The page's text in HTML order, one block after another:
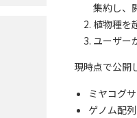
集約し、
植物種を
ユーザー
現時点で公開
ミヤコグ
ゲノム配